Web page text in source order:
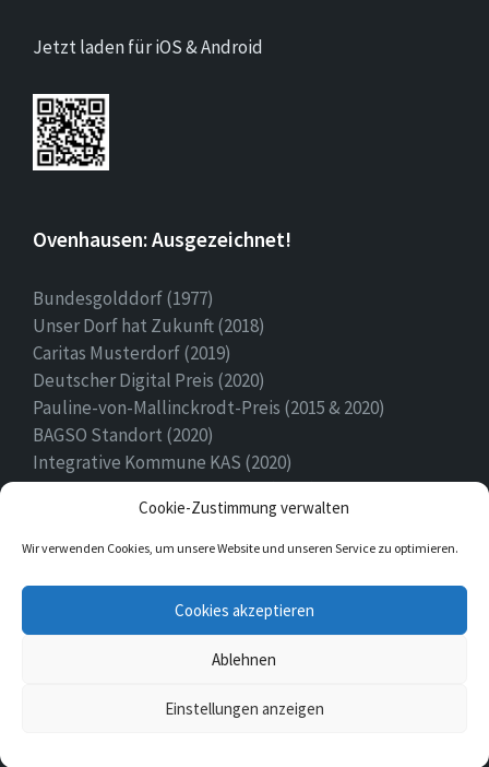
Cookie-Zustimmung verwalten
Wir verwenden Cookies, um unsere Website und unseren Service zu optimieren.
Cookies akzeptieren
Ablehnen
Einstellungen anzeigen
Jetzt laden für iOS & Android
Ovenhausen: Ausgezeichnet!
Bundesgolddorf (1977)
Unser Dorf hat Zukunft (2018)
Caritas Musterdorf (2019)
Deutscher Digital Preis (2020)
Pauline-von-Mallinckrodt-Preis (2015 & 2020)
BAGSO Standort (2020)
Integrative Kommune KAS (2020)
Ehrenamtspreis Stadt Höxter (2020)
Heimatpreis (2022)
Facebook Twitter